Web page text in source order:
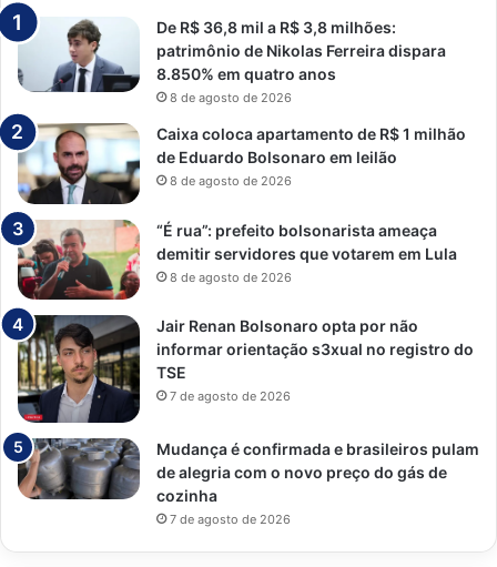
De R$ 36,8 mil a R$ 3,8 milhões:
patrimônio de Nikolas Ferreira dispara
8.850% em quatro anos
8 de agosto de 2026
Caixa coloca apartamento de R$ 1 milhão
de Eduardo Bolsonaro em leilão
8 de agosto de 2026
“É rua”: prefeito bolsonarista ameaça
demitir servidores que votarem em Lula
8 de agosto de 2026
Jair Renan Bolsonaro opta por não
informar orientação s3xual no registro do
TSE
7 de agosto de 2026
Mudança é confirmada e brasileiros pulam
de alegria com o novo preço do gás de
cozinha
7 de agosto de 2026